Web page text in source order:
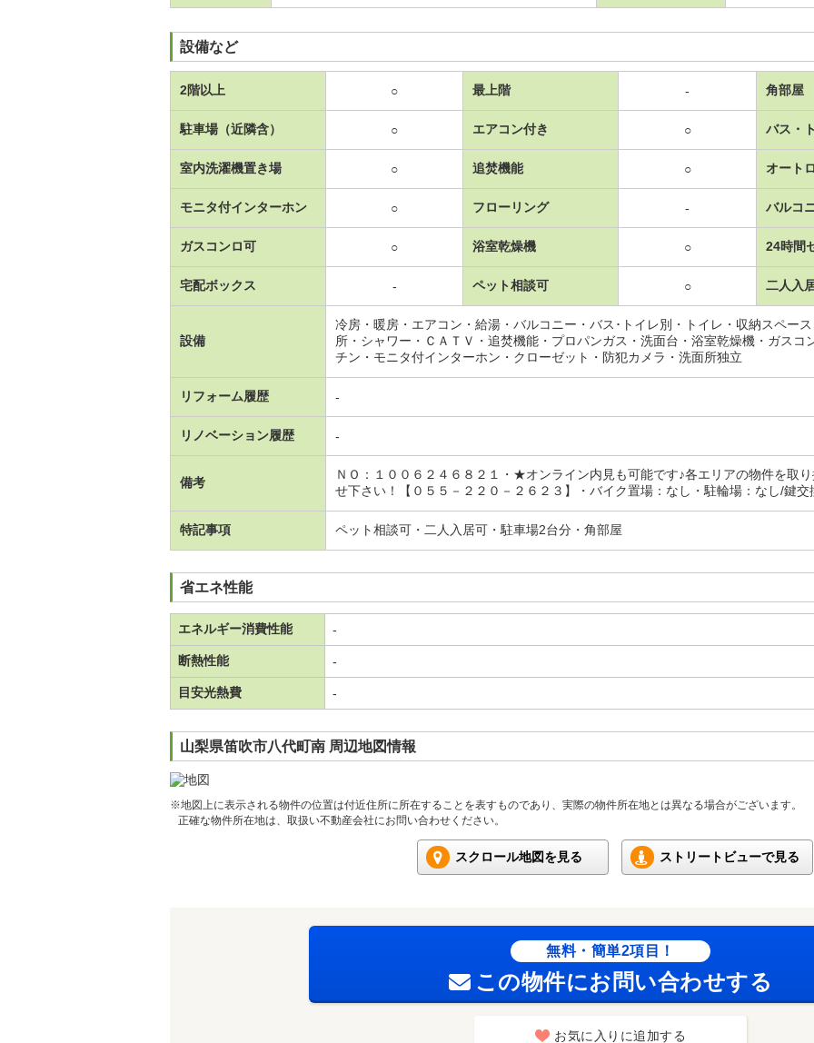
設備など
2階以上 ○ 最上階 - 角部屋
駐車場（近隣含） ○ エアコン付き ○ バス・
室内洗濯機置き場 ○ 追焚機能 ○ オート
モニタ付インターホン ○ フローリング - バルコ
ガスコンロ可 ○ 浴室乾燥機 ○ 24時間
宅配ボックス - ペット相談可 ○ 二人入
設備
冷房・暖房・エアコン・給湯・バルコニー・バス･トイレ別・トイレ・収納スペー
所・シャワー・ＣＡＴＶ・追焚機能・プロパンガス・洗面台・浴室乾燥機・ガスコ
チン・モニタ付インターホン・クローゼット・防犯カメラ・洗面所独立
リフォーム履歴 -
リノベーション履歴 -
備考
ＮＯ：１００６２４６８２１・★オンライン内見も可能です♪各エリアの物件を取
せ下さい！【０５５－２２０－２６２３】・バイク置場：なし・駐輪場：なし/鍵
特記事項 ペット相談可・二人入居可・駐車場2台分・角部屋
省エネ性能
エネルギー消費性能 -
断熱性能 -
目安光熱費 -
山梨県笛吹市八代町南 周辺地図情報
※地図上に表示される物件の位置は付近住所に所在することを表すものであり、実際の物件所在地とは異なる場合がございます。
正確な物件所在地は、取扱い不動産会社にお問い合わせください。
スクロール地図を見る ストリートビューで見る
無料・簡単2項目！
この物件にお問い合わせする
お気に入りに追加する